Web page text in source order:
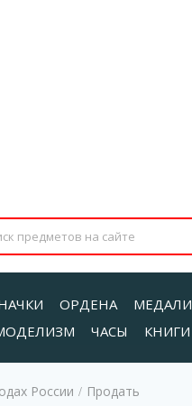
ОРДЕНА МЕДАЛИ
ЧАСЫ КНИГИ
России / Продать